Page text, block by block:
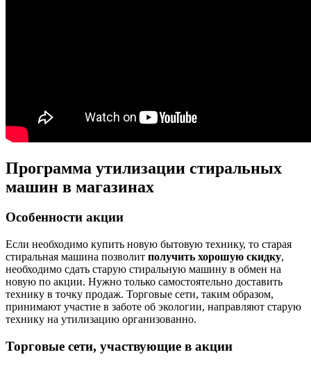
Программа утилизации стиральных
машин в магазинах
Особенности акции
Если необходимо купить новую бытовую технику, то старая
стиральная машина позволит получить хорошую скидку,
необходимо сдать старую стиральную машину в обмен на
новую по акции. Нужно только самостоятельно доставить
технику в точку продаж. Торговые сети, таким образом,
принимают участие в заботе об экологии, направляют старую
технику на утилизацию организованно.
Торговые сети, участвующие в акции